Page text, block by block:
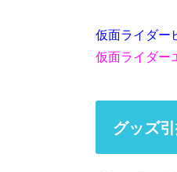
仮面ライダー
仮面ライダー
グッズ